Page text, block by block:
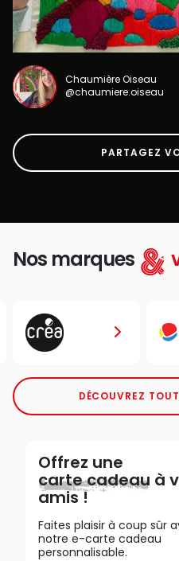
Chaumière Oiseau
@chaumiere.oiseau
PARTAGEZ
Nos marques
DÉCOUVREZ
Offrez une
carte cadeau à
amis !
Faites plaisir à coup sûr
notre e-carte cadeau
personnalisable.